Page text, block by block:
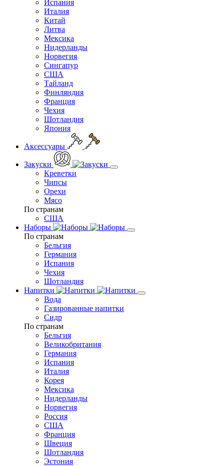
Испания
Италия
Китай
Литва
Мексика
Нидерланды
Норвегия
Сингапур
США
Тайланд
Финляндия
Франция
Чехия
Шотландия
Япония
Аксессуары
Закуски
Креветки
Чипсы
Орехи
Мясо
По странам
США
Наборы
По странам
Бельгия
Германия
Испания
Чехия
Шотландия
Напитки
Вода
Газированные напитки
Сидр
По странам
Бельгия
Великобритания
Германия
Испания
Италия
Корея
Мексика
Нидерланды
Норвегия
Россия
США
Франция
Швеция
Шотландия
Эстония